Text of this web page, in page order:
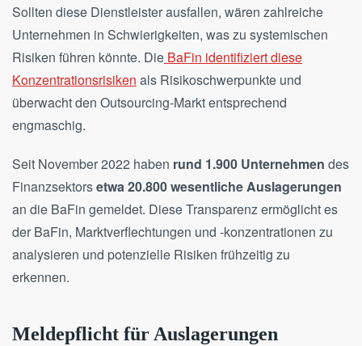
Sollten diese Dienstleister ausfallen, wären zahlreiche
Unternehmen in Schwierigkeiten, was zu systemischen
Risiken führen könnte. Die BaFin identifiziert diese
Konzentrationsrisiken als Risikoschwerpunkte und
überwacht den Outsourcing-Markt entsprechend
engmaschig.
Seit November 2022 haben rund 1.900 Unternehmen des
Finanzsektorsetwa 20.800 wesentliche Auslagerungen
an die BaFin gemeldet. Diese Transparenz ermöglicht es
der BaFin, Marktverflechtungen und -konzentrationen zu
analysieren und potenzielle Risiken frühzeitig zu
erkennen.
Meldepflicht für Auslagerungen